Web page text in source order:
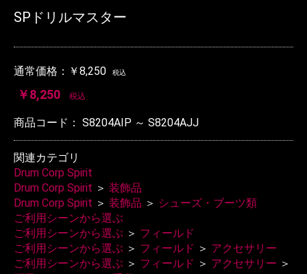
SPドリルマスター
通常価格： ￥8,250 税込
￥8,250 税込
商品コード： S8204AIP ～ S8204AJJ
関連カテゴリ
Drum Corp Spirit
Drum Corp Spirit ＞ 装飾品
Drum Corp Spirit ＞ 装飾品 ＞ シューズ・ブーツ類
ご利用シーンから選ぶ
ご利用シーンから選ぶ ＞ フィールド
ご利用シーンから選ぶ ＞ フィールド ＞ アクセサリー
ご利用シーンから選ぶ ＞ フィールド ＞ アクセサリー ＞